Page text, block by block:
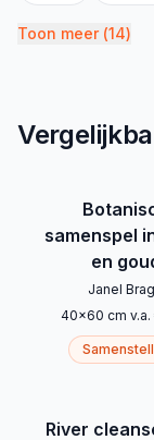
Toon meer(14)
samenspel
en
Janel
40x60 cm v.a.
River